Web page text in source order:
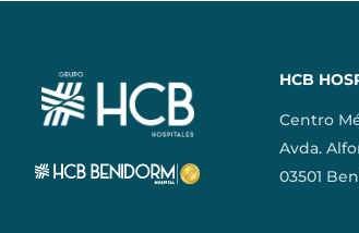
HCB
Centro
Avda.
03501